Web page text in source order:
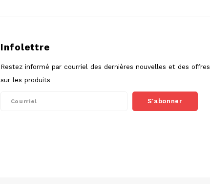
Infolettre
Restez informé par courriel des dernières nouvelles et des offres
sur les produits
S'abonner